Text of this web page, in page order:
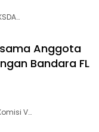
Anggota
Bandara FL
V…